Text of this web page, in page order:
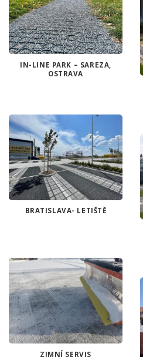
IN-LINE PARK – SAREZA,
OSTRAVA
BRATISLAVA- LETIŠTĚ
ZIMNÍ SERVIS